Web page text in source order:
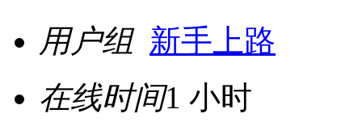
用户组 新手上路
在线时间1 小时